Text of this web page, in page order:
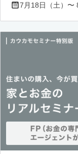
7月18日（土）〜